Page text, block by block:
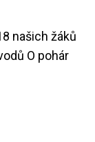
našich žáků
O pohár